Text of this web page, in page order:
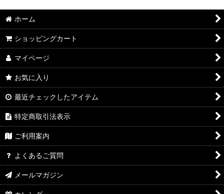
ホーム
ショッピングカート
マイページ
お気に入り
最近チェックしたアイテム
特定商取引法表示
ご利用案内
よくあるご質問
メールマガジン